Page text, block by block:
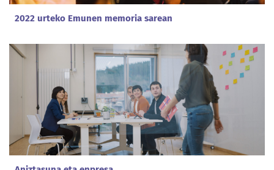
2022 urteko Emunen memoria sarean